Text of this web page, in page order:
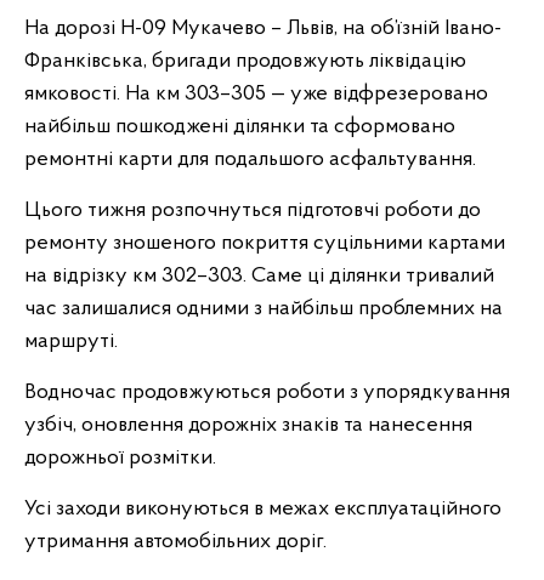
На дорозі Н-09 Мукачево – Львів, на об’їзній Івано-
Франківська, бригади продовжують ліквідацію
ямковості. На км 303–305 — уже відфрезеровано
найбільш пошкоджені ділянки та сформовано
ремонтні карти для подальшого асфальтування.
Цього тижня розпочнуться підготовчі роботи до
ремонту зношеного покриття суцільними картами
на відрізку км 302–303. Саме ці ділянки тривалий
час залишалися одними з найбільш проблемних на
маршруті.
Водночас продовжуються роботи з упорядкування
узбіч, оновлення дорожніх знаків та нанесення
дорожньої розмітки.
Усі заходи виконуються в межах експлуатаційного
утримання автомобільних доріг.